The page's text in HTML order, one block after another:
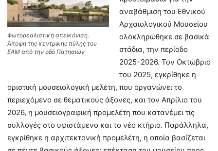
Φωτορεαλιστική απεικόνιση.
Άποψη της κεντρικής πύλης του
ΕΑΜ από την οδό Πατησίων
αναβάθμιση του Εθνικού
Αρχαιολογικού Μουσείου
ολοκληρώθηκε σε βασικά
στάδια, την περίοδο
2025–2026. Τον Οκτώβριο
του 2025, εγκρίθηκε η
οριστική μουσειολογική μελέτη, που οργανώνει το
περιεχόμενο σε θεματικούς άξονες, και τον Απρίλιο του
2026, η μουσειογραφική προμελέτη που κατανέμει τις
συλλογές στο υφιστάμενο και το νέο κτήριο. Παράλληλα,
εγκρίθηκε η αρχιτεκτονική προμελέτη, η οποία βασίζεται